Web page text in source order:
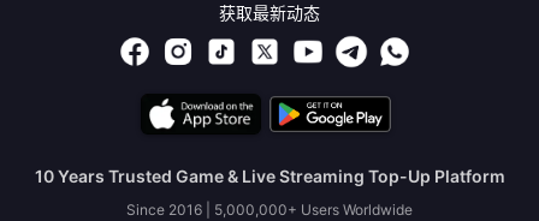
获取最新动态
10 Years Trusted Game & Live Streaming Top-Up Platform
Since 2016 | 5,000,000+ Users Worldwide